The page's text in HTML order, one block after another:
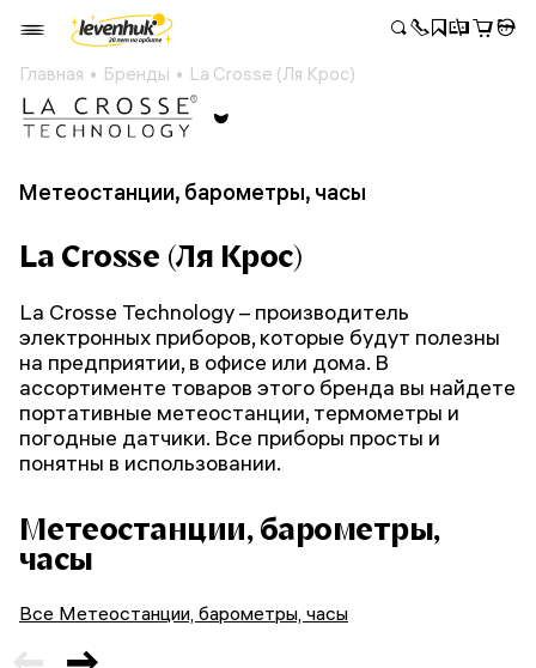
Главная Бренды La Crosse (Ля Крос)
Метеостанции, барометры, часы
La Crosse (Ля Крос)
La Crosse Technology – производитель
электронных приборов, которые будут полезны
на предприятии, в офисе или дома. В
ассортименте товаров этого бренда вы найдете
портативные метеостанции, термометры и
погодные датчики. Все приборы просты и
понятны в использовании.
Метеостанции, барометры,
часы
Все Метеостанции, барометры, часы